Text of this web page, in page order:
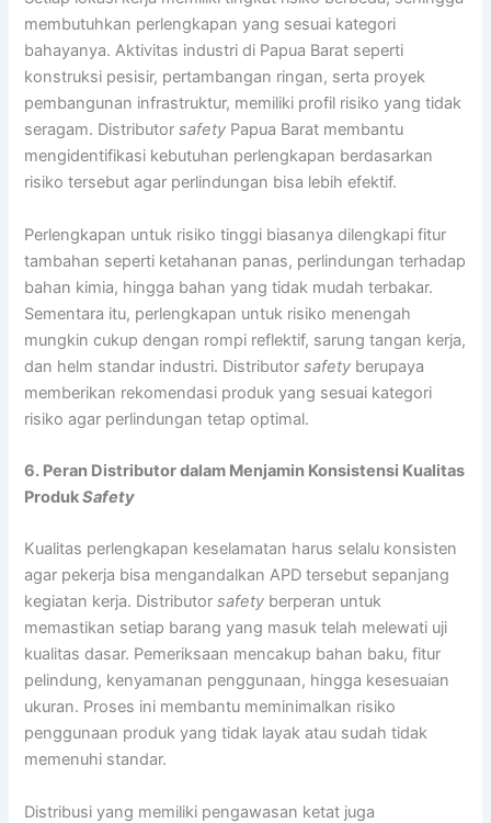
membutuhkan perlengkapan yang sesuai kategori
bahayanya. Aktivitas industri di Papua Barat seperti
konstruksi pesisir, pertambangan ringan, serta proyek
pembangunan infrastruktur, memiliki profil risiko yang tidak
seragam. Distributorsafety Papua Barat membantu
mengidentifikasi kebutuhan perlengkapan berdasarkan
risiko tersebut agar perlindungan bisa lebih efektif.
Perlengkapan untuk risiko tinggi biasanya dilengkapi fitur
tambahan seperti ketahanan panas, perlindungan terhadap
bahan kimia, hingga bahan yang tidak mudah terbakar.
Sementara itu, perlengkapan untuk risiko menengah
mungkin cukup dengan rompi reflektif, sarung tangan kerja,
dan helm standar industri. Distributorsafety berupaya
memberikan rekomendasi produk yang sesuai kategori
risiko agar perlindungan tetap optimal.
6. Peran Distributor dalam Menjamin Konsistensi Kualitas
ProdukSafety
Kualitas perlengkapan keselamatan harus selalu konsisten
agar pekerja bisa mengandalkan APD tersebut sepanjang
kegiatan kerja. Distributorsafety berperan untuk
memastikan setiap barang yang masuk telah melewati uji
kualitas dasar. Pemeriksaan mencakup bahan baku, fitur
pelindung, kenyamanan penggunaan, hingga kesesuaian
ukuran. Proses ini membantu meminimalkan risiko
penggunaan produk yang tidak layak atau sudah tidak
memenuhi standar.
Distribusi yang memiliki pengawasan ketat juga